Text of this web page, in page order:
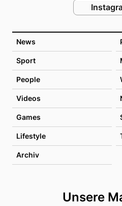
News
Sport
People
Videos
Games
Lifestyle
Archiv
Unsere